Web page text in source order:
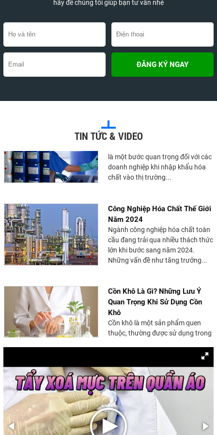
hãy để chúng tôi giúp bạn tư vấn nhé
TIN TỨC & VIDEO
Chất Nhũ Hóa Là Gì? Tác Dụng
Và Ứng Dụng Trong Đời Sống
Chất nhũ hóa là một thành phần
phổ biến trong nhiều loại thực
Hướng Dẫn Chi Tiết Về Thủ Tục
Khai Báo Hóa Chất Nhập Khẩu
là một bước quan trọng đối với các
doanh nghiệp khi nhập khẩu hóa
chất vào thị trường...
Công Nghiệp Hóa Chất Thế Giới
Năm 2024
Ngành công nghiệp hóa chất toàn
cầu đang trải qua nhiều thách thức
lớn khi bước sang năm 2024.
Những vấn đề như tăng trưởng...
Cồn Khô Là Gì? Những Lưu Ý
Quan Trọng Khi Sử Dụng Cồn
Khô
Cồn khô là một sản phẩm quen
thuộc, thường được sử dụng trong
Cồn Công Nghiệp: Khái Niệm,
Các Loại và Ứng Dụng Trong
Sản Xuất
Cồn công nghiệp là một thành
phần quan trọng trong nhiều